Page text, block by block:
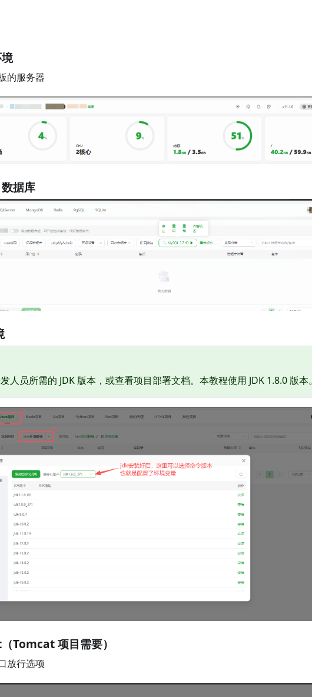
的服务器
据库
人员所需的 JDK 版本，或查看项目部署文档。本教程使用 JDK 1.8.0 版本。
Tomcat 项目需要）
放行选项